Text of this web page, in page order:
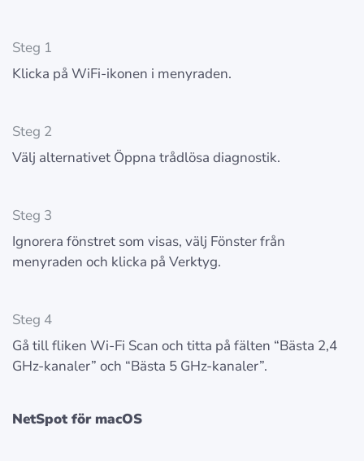
Steg 1
Klicka på WiFi-ikonen i menyraden.
Steg 2
Välj alternativet Öppna trådlösa diagnostik.
Steg 3
Ignorera fönstret som visas, välj Fönster från
menyraden och klicka på Verktyg.
Steg 4
Gå till fliken Wi-Fi Scan och titta på fälten “Bästa 2,4
GHz-kanaler” och “Bästa 5 GHz-kanaler”.
NetSpot för macOS